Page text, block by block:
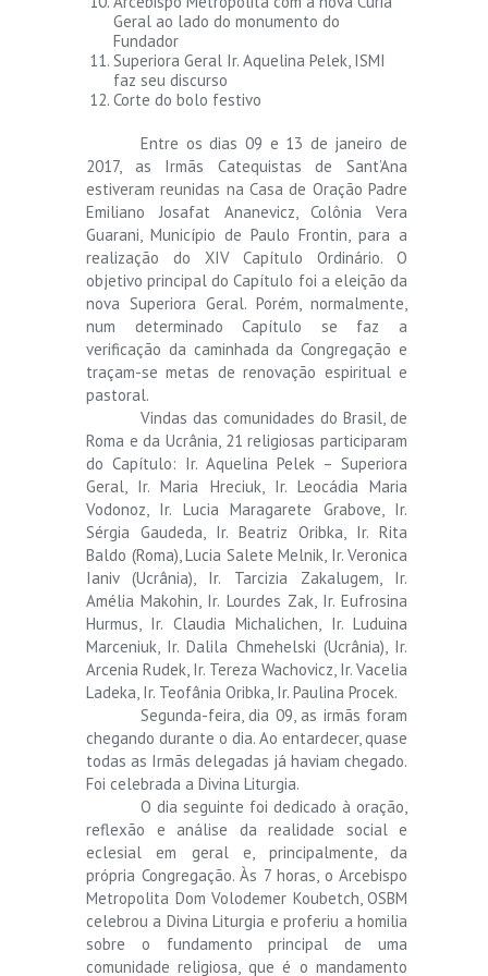
Geral ao lado do monumento do
Fundador
Superiora Geral Ir. Aquelina Pelek, ISMI
faz seu discurso
Corte do bolo festivo
Entre os dias 09 e 13 de janeiro de
2017, as Irmãs Catequistas de Sant’Ana
estiveram reunidas na Casa de Oração Padre
Emiliano Josafat Ananevicz, Colônia Vera
Guarani, Município de Paulo Frontin, para a
realização do XIV Capítulo Ordinário. O
objetivo principal do Capítulo foi a eleição da
nova Superiora Geral. Porém, normalmente,
num determinado Capítulo se faz a
verificação da caminhada da Congregação e
traçam-se metas de renovação espiritual e
pastoral.
Vindas das comunidades do Brasil, de
Roma e da Ucrânia, 21 religiosas participaram
do Capítulo: Ir. Aquelina Pelek – Superiora
Geral, Ir. Maria Hreciuk, Ir. Leocádia Maria
Vodonoz, Ir. Lucia Maragarete Grabove, Ir.
Sérgia Gaudeda, Ir. Beatriz Oribka, Ir. Rita
Baldo (Roma), Lucia Salete Melnik, Ir. Veronica
Ianiv (Ucrânia), Ir. Tarcizia Zakalugem, Ir.
Amélia Makohin, Ir. Lourdes Zak, Ir. Eufrosina
Hurmus, Ir. Claudia Michalichen, Ir. Luduina
Marceniuk, Ir. Dalila Chmehelski (Ucrânia), Ir.
Arcenia Rudek, Ir. Tereza Wachovicz, Ir. Vacelia
Ladeka, Ir. Teofânia Oribka, Ir. Paulina Procek.
Segunda-feira, dia 09, as irmãs foram
chegando durante o dia. Ao entardecer, quase
todas as Irmãs delegadas já haviam chegado.
Foi celebrada a Divina Liturgia.
O dia seguinte foi dedicado à oração,
reflexão e análise da realidade social e
eclesial em geral e, principalmente, da
própria Congregação. Às 7 horas, o Arcebispo
Metropolita Dom Volodemer Koubetch, OSBM
celebrou a Divina Liturgia e proferiu a homilia
sobre o fundamento principal de uma
comunidade religiosa, que é o mandamento